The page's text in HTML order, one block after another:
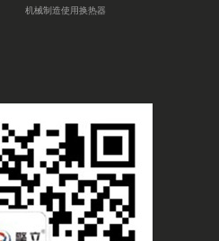
机械制造使用换热器